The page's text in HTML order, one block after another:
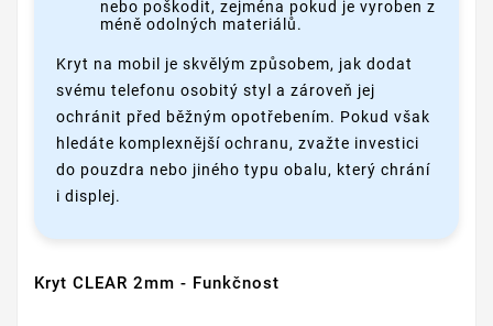
nebo poškodit, zejména pokud je vyroben z
méně odolných materiálů.
Kryt na mobil je skvělým způsobem, jak dodat
svému telefonu osobitý styl a zároveň jej
ochránit před běžným opotřebením. Pokud však
hledáte komplexnější ochranu, zvažte investici
do pouzdra nebo jiného typu obalu, který chrání
i displej.
Kryt CLEAR 2mm - Funkčnost